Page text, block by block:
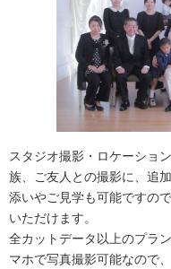
スタジオ撮影・ロケーショ
族、ご友人との撮影に、追
添いやご見学も可能ですの
いただけます。
全カットデータ以上のプラ
マホで写真撮影可能なので